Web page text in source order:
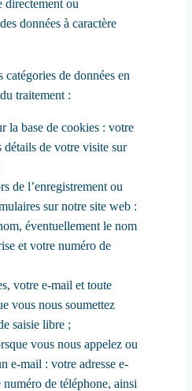
directement ou
données à caractère
de données en
traitement :
la base de cookies : votre
détails de votre visite sur
de l’enregistrement ou
sur notre site web :
éventuellement le nom
et votre numéro de
votre e-mail et toute
vous nous soumettez
saisie libre ;
vous nous appelez ou
e-mail : votre adresse e-
de téléphone, ainsi